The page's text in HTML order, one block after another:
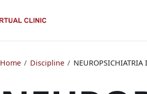
Home / Discipline / NEUROPSICHIATRIA